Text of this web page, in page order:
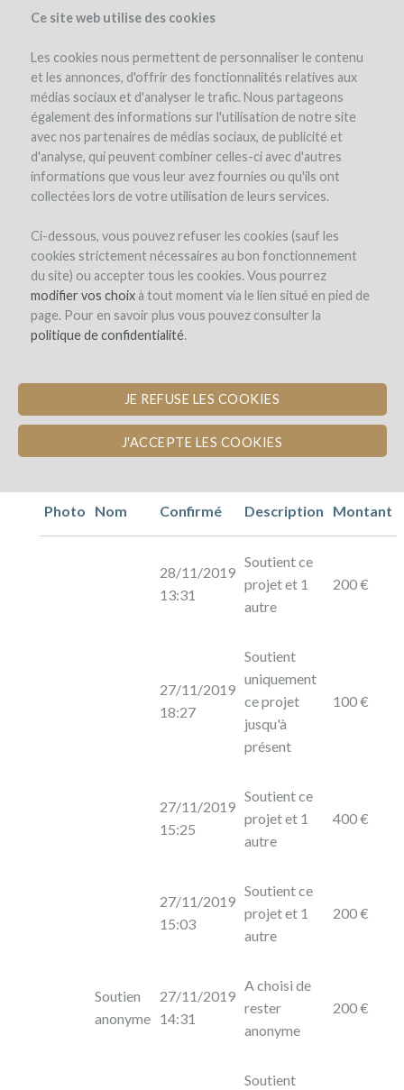
Ce site web utilise des cookies
Les cookies nous permettent de personnaliser le contenu
et les annonces, d'offrir des fonctionnalités relatives aux
médias sociaux et d'analyser le trafic. Nous partageons
également des informations sur l'utilisation de notre site
avec nos partenaires de médias sociaux, de publicité et
d'analyse, qui peuvent combiner celles-ci avec d'autres
informations que vous leur avez fournies ou qu'ils ont
collectées lors de votre utilisation de leurs services.
Ci-dessous, vous pouvez refuser les cookies (sauf les
cookies strictement nécessaires au bon fonctionnement
du site) ou accepter tous les cookies. Vous pourrez
modifier vos choixà tout moment via le lien situé en pied de
page. Pour en savoir plus vous pouvez consulter la
politique de confidentialité.
JE REFUSE LES COOKIES
J'ACCEPTE LES COOKIES
le projet l'équipe détails du projet avis d'experts
les remboursements en vin
Chêne Bleu
DES RUCHES POUR LA BIODIVERSITÉ
Photo Nom Confirmé Description Montant
28/11/2019
13:31
Soutient ce
projet et 1
autre
200 €
27/11/2019
18:27
Soutient
uniquement
ce projet
jusqu'à
présent
100 €
27/11/2019
15:25
Soutient ce
projet et 1
autre
400 €
27/11/2019
15:03
Soutient ce
projet et 1
autre
200 €
Soutien
anonyme
27/11/2019
14:31
A choisi de
rester
anonyme
200 €
Soutient